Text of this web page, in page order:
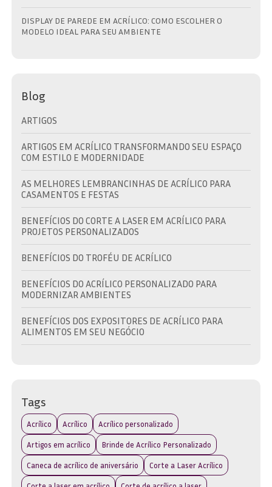
DISPLAY DE PAREDE EM ACRÍLICO: COMO ESCOLHER O
MODELO IDEAL PARA SEU AMBIENTE
Blog
ARTIGOS
ARTIGOS EM ACRÍLICO TRANSFORMANDO SEU ESPAÇO
COM ESTILO E MODERNIDADE
AS MELHORES LEMBRANCINHAS DE ACRÍLICO PARA
CASAMENTOS E FESTAS
BENEFÍCIOS DO CORTE A LASER EM ACRÍLICO PARA
PROJETOS PERSONALIZADOS
BENEFÍCIOS DO TROFÉU DE ACRÍLICO
BENEFÍCIOS DO ACRÍLICO PERSONALIZADO PARA
MODERNIZAR AMBIENTES
BENEFÍCIOS DOS EXPOSITORES DE ACRÍLICO PARA
ALIMENTOS EM SEU NEGÓCIO
SUA MARCA E EVENTO
BRINDE EM ACRÍLICO: DESCUBRA AS MELHORES OPÇÕES
PARA SUA MARCA
BRINDE EM ACRÍLICO: DESCUBRA COMO ESCOLHER O
IDEAL PARA SUA MARCA
Tags
Acrílico Acrílico Acrílico personalizado
Artigos em acrílico Brinde de Acrílico Personalizado
Caneca de acrílico de aniversário Corte a Laser Acrílico